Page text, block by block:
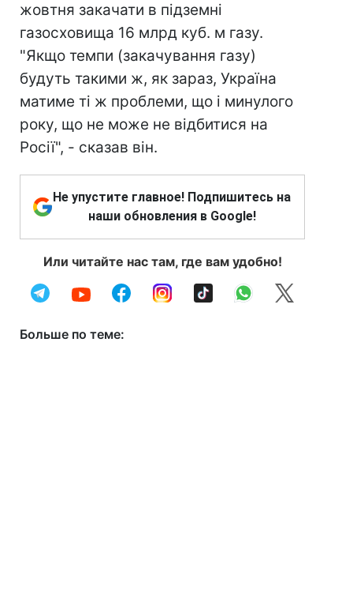
жовтня закачати в підземні
газосховища 16 млрд куб. м газу.
"Якщо темпи (закачування газу)
будуть такими ж, як зараз, Україна
матиме ті ж проблеми, що і минулого
року, що не може не відбитися на
Росії", - сказав він.
Не упустите главное! Подпишитесь на
наши обновления в Google!
Или читайте нас там, где вам удобно!
Больше по теме: